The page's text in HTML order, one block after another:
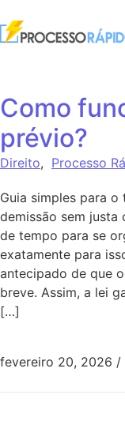
Como
prévio?
Direito, Processo
Guia simples para
demissão sem justa
de tempo para se
exatamente para
antecipado de que
breve. Assim, a lei
[…]
fevereiro 20, 2026 /